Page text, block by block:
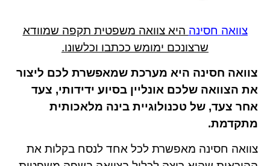
צוואה חסינה היא צוואה משפטית תקפה שמוודא
שרצונכם ימומש ככתבו וכלשונו.
צוואה חסינה היא מערכת שמאפשרת לכם ליצור
את הצוואה שלכם אונליין בסיוע ידידותי, צעד
אחר צעד, של טכנולוגיית בינה מלאכותית
מתקדמת.
צוואה חסינה מאפשרת לכל אחד לנסח בקלות את